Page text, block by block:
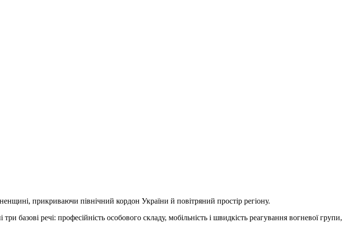
прикриваючи північний кордон України й повітряний простір регіону.
базові речі: професійність особового складу, мобільність і швидкість реагування вогневої групи,